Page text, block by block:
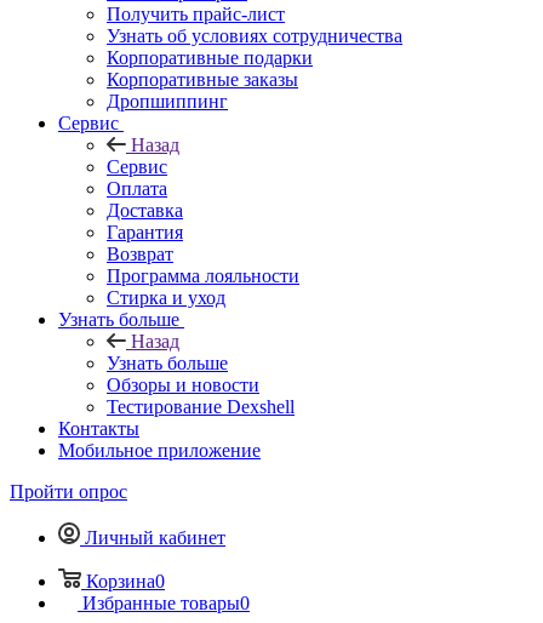
Получить прайс-лист
Узнать об условиях сотрудничества
Корпоративные подарки
Корпоративные заказы
Дропшиппинг
Сервис
Назад
Сервис
Оплата
Доставка
Гарантия
Возврат
Программа лояльности
Стирка и уход
Узнать больше
Назад
Узнать больше
Обзоры и новости
Тестирование Dexshell
Контакты
Мобильное приложение
Пройти опрос
Личный кабинет
Корзина0
Избранные товары0